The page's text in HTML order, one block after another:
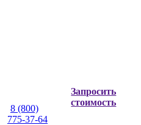
8 (800)
775-37-64
Запросить
стоимость